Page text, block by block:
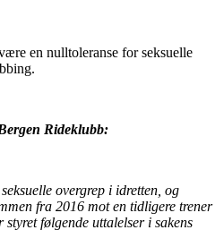
en nulltoleranse for seksuelle
Rideklubb:
overgrep i idretten, og
fra 2016 mot en tidligere
følgende uttalelser i sakens